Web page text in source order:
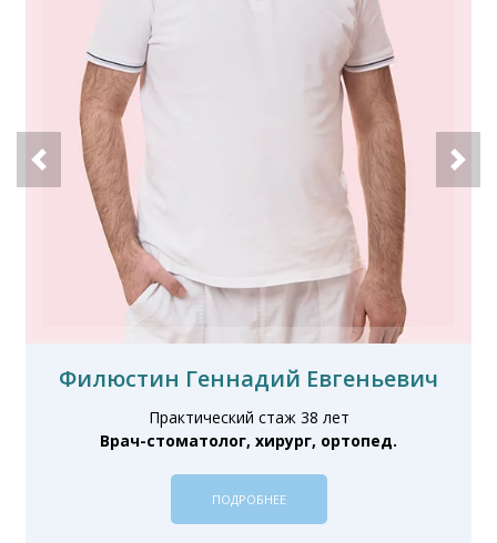
Филюстин Геннадий Евгеньевич
Практический стаж 38 лет
Врач-стоматолог, хирург, ортопед.
ПОДРОБНЕЕ